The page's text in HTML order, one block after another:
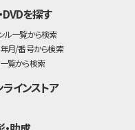
DVDを探す
ル一覧から検索
月/番号から検索
覧から検索
ラインストア